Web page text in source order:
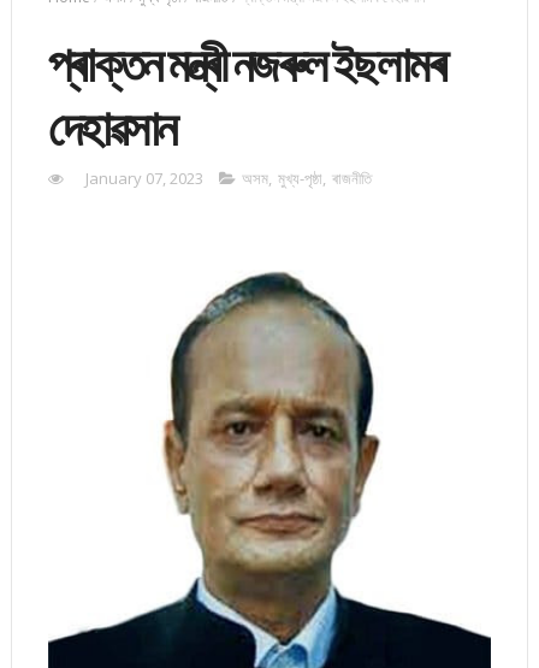
প্ৰাক্তন মন্ত্ৰী নজৰুল ইছলামৰ
দেহাৱসান
January 07, 2023 অসম, মুখ্য-পৃষ্ঠা ৰাজনীতি